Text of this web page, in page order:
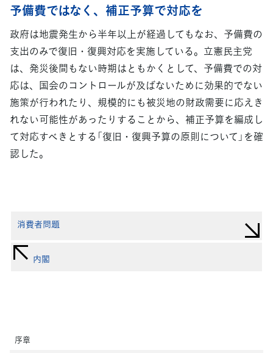
序章
予備費ではなく、補正予算で対応を
政府は地震発生から半年以上が経過してもなお、予備費の
支出のみで復旧・復興対応を実施している。立憲民主党
は、発災後間もない時期はともかくとして、予備費での対
応は、国会のコントロールが及ばないために効果的でない
施策が行われたり、規模的にも被災地の財政需要に応えき
れない可能性があったりすることから、補正予算を編成し
て対応すべきとする「復旧・復興予算の原則について」を確
認した。
内閣
消費者問題